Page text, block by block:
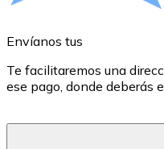
Tienda - Tarjetas
Nuevo
Envíanos tus
Te facilitaremos una
ese pago, donde deberás